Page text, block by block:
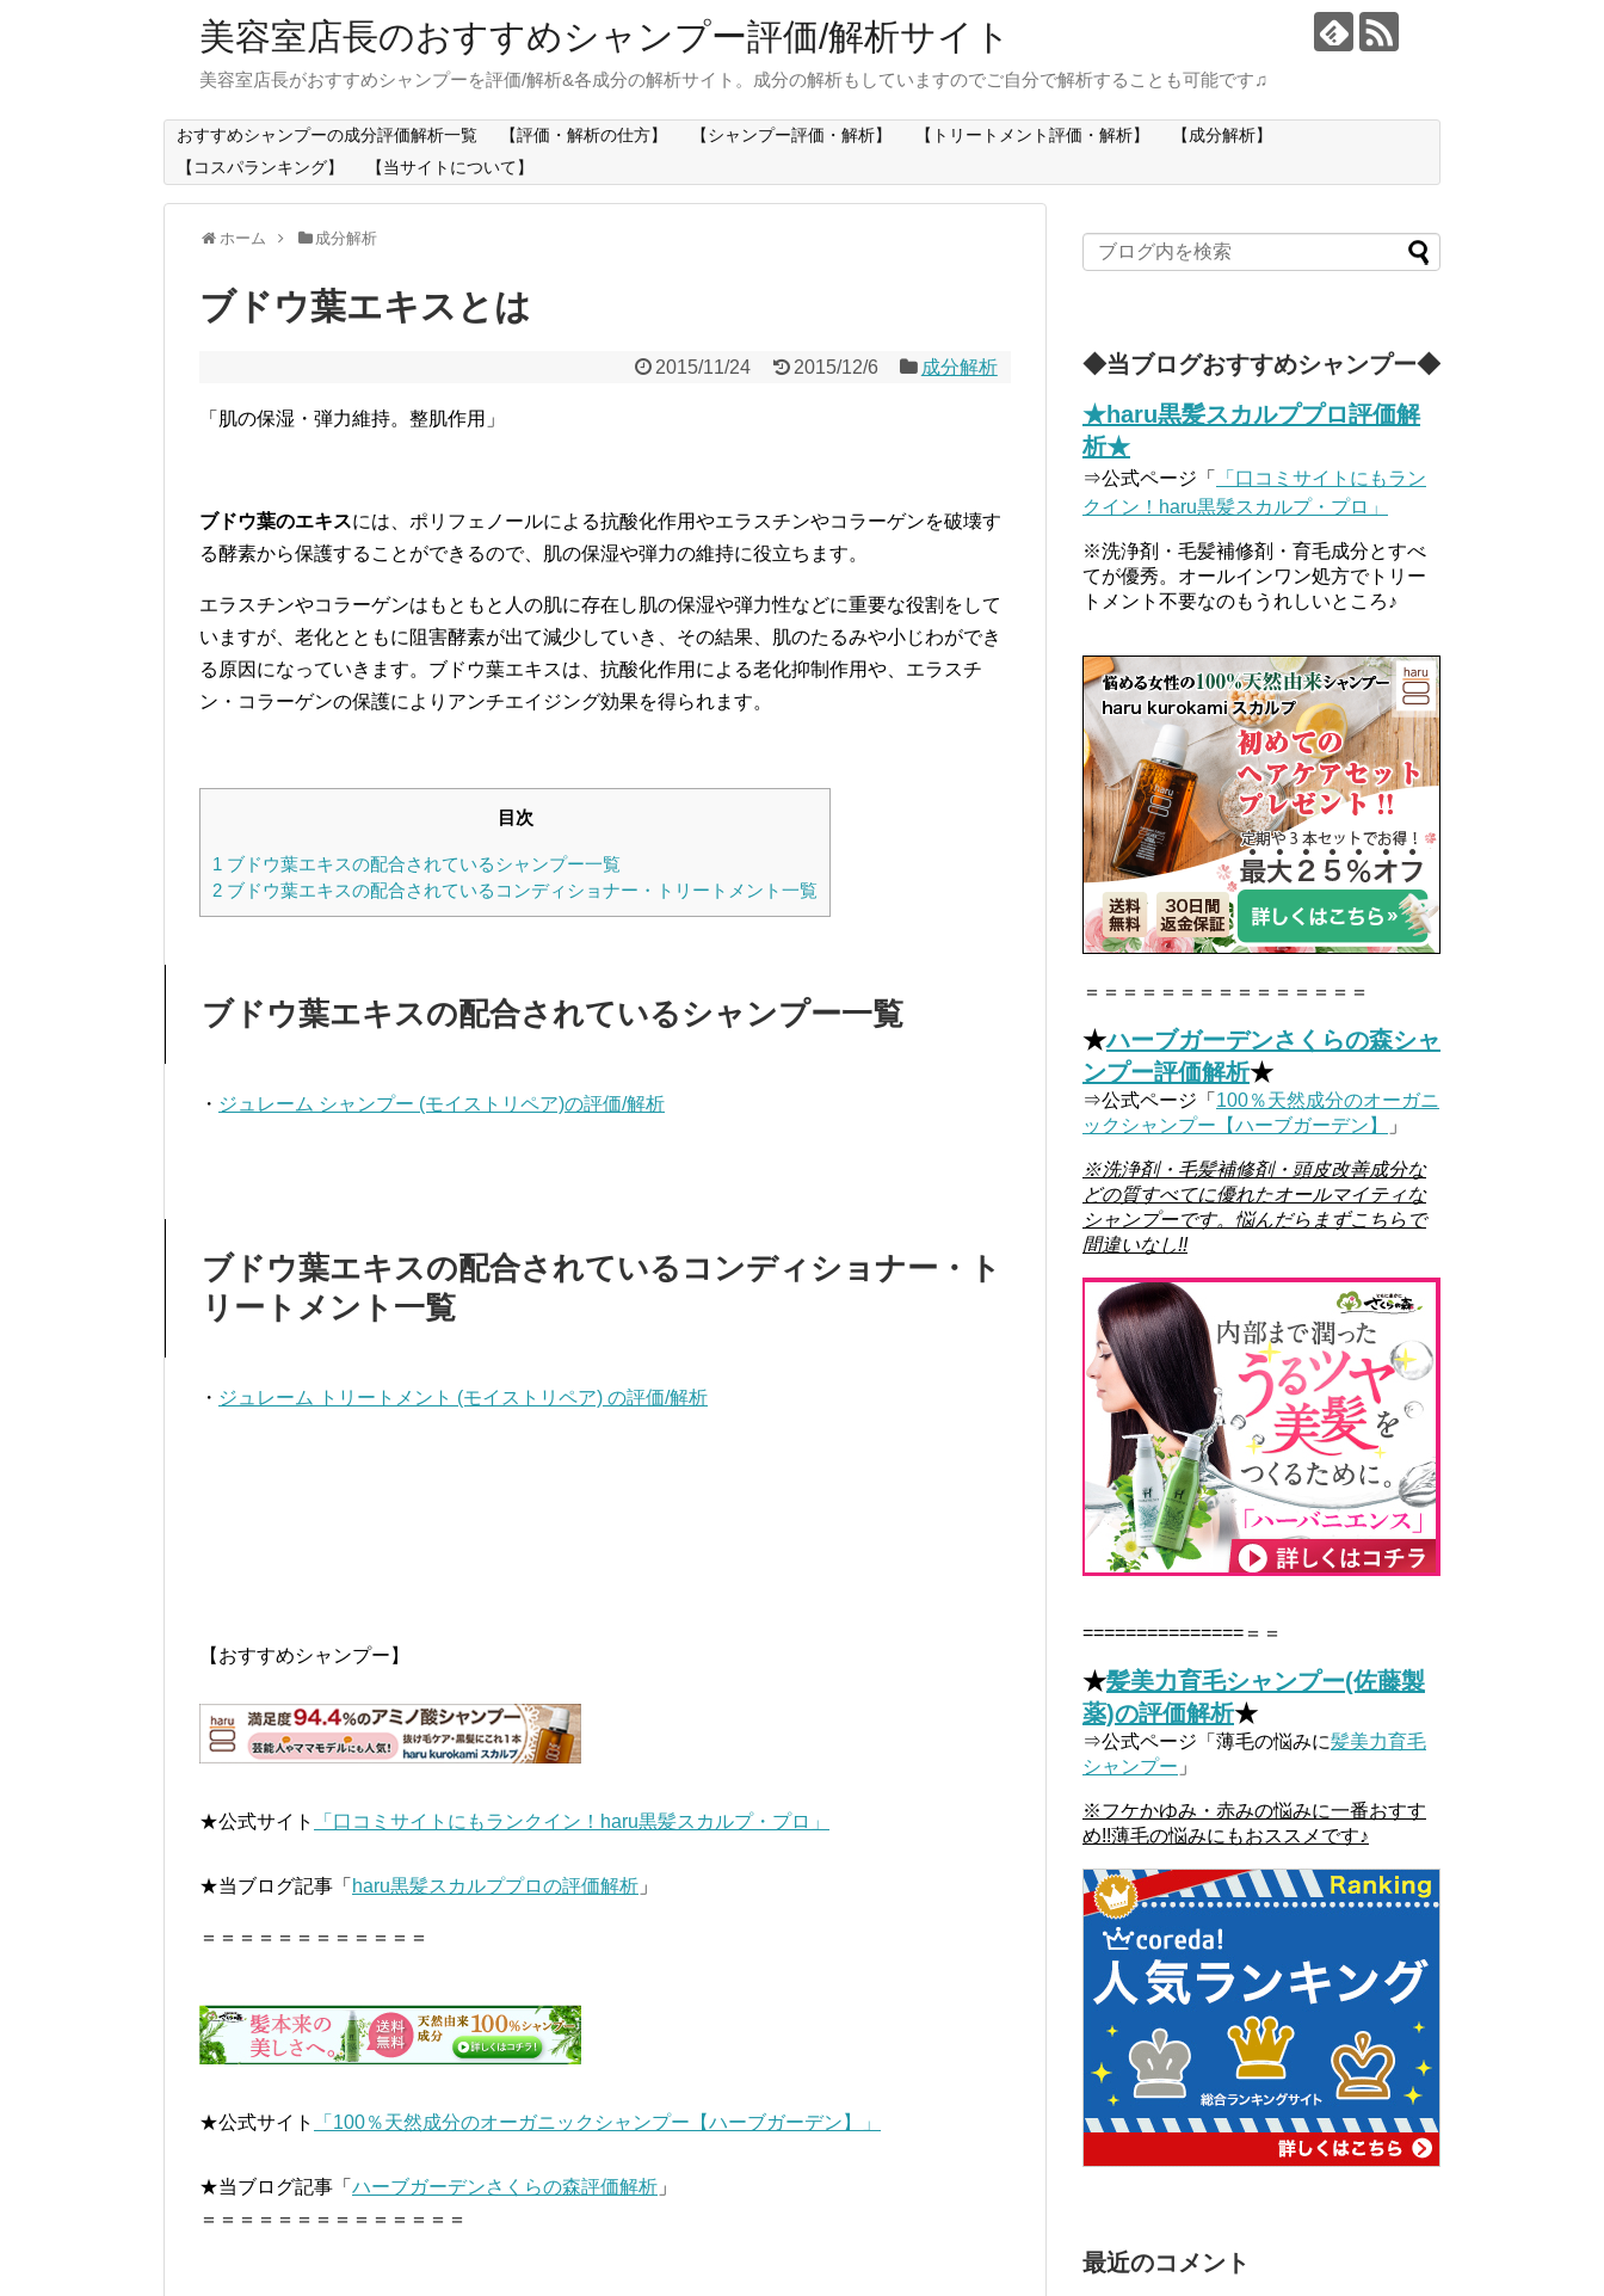
美容室店長のおすすめシャンプー評価/解析サイト
美容室店長がおすすめシャンプーを評価/解析&各成分の解析サイト。成分の解析もしていますのでご自分で解析することも可能です♫
おすすめシャンプーの成分評価解析一覧 【評価・解析の仕方】 【シャンプー評価・解析】 【トリートメント評価・解析】
【成分解析】
【コスパランキング】
【当サイトについて】
ホーム 成分解析
ブドウ葉エキスとは
2015/11/24 2015/12/6 成分解析
「肌の保湿・弾力維持。整肌作用」
ブドウ葉のエキスには、ポリフェノールによる抗酸化作用やエラスチンやコラーゲンを破壊す
る酵素から保護することができるので、肌の保湿や弾力の維持に役立ちます。
エラスチンやコラーゲンはもともと人の肌に存在し肌の保湿や弾力性などに重要な役割をして
いますが、老化とともに阻害酵素が出て減少していき、その結果、肌のたるみや小じわができ
る原因になっていきます。ブドウ葉エキスは、抗酸化作用による老化抑制作用や、エラスチ
ン・コラーゲンの保護によりアンチエイジング効果を得られます。
目次
1 ブドウ葉エキスの配合されているシャンプー一覧
2 ブドウ葉エキスの配合されているコンディショナー・トリートメント一覧
ブドウ葉エキスの配合されているシャンプー一覧
・ ジュレーム シャンプー (モイストリペア)の評価/解析
ブドウ葉エキスの配合されているコンディショナー・ト
リートメント一覧
・ ジュレーム トリートメント (モイストリペア) の評価/解析
【おすすめシャンプー】
★公式サイト 「口コミサイトにもランクイン！haru黒髪スカルプ・プロ」
★当ブログ記事「 haru黒髪スカルププロの評価解析 」
＝＝＝＝＝＝＝＝＝＝＝＝
★公式サイト 「100％天然成分のオーガニックシャンプー【ハーブガーデン】」
★当ブログ記事「 ハーブガーデンさくらの森評価解析 」
＝＝＝＝＝＝＝＝＝＝＝＝＝＝
◆当ブログおすすめシャンプー◆
★haru黒髪スカルププロ評価解
析★
⇒公式ページ「
「口コミサイトにもラン
クイン！haru黒髪スカルプ・プロ」
※洗浄剤・毛髪補修剤・育毛成分とすべ
てが優秀。オールインワン処方でトリー
トメント不要なのもうれしいところ♪
＝＝＝＝＝＝＝＝＝＝＝＝＝＝＝
★ハーブガーデンさくらの森シャ
ンプー評価解析★
⇒公式ページ「 100％天然成分のオーガニ
ックシャンプー【ハーブガーデン】
」
※洗浄剤・毛髪補修剤・頭皮改善成分な
どの質すべてに優れたオールマイティな
シャンプーです。悩んだらまずこちらで
間違いなし!!
===============＝＝
★髪美力育毛シャンプー(佐藤製
薬)の評価解析★
⇒公式ページ「薄毛の悩みに髪美力育毛
シャンプー 」
※フケかゆみ・赤みの悩みに一番おすす
め!!薄毛の悩みにもおススメです♪
最近のコメント